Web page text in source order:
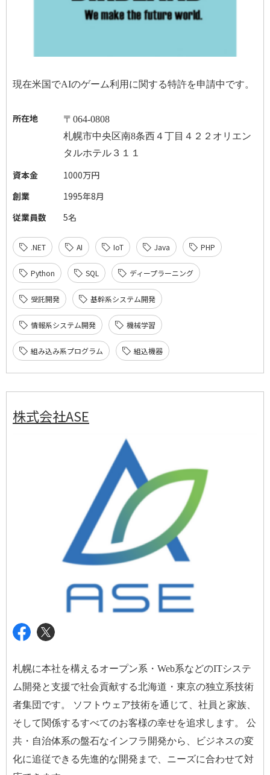
現在米国でAIのゲーム利用に関する特許を申請中です。
所在地 〒 064-0808
札幌市中央区南8条西４丁目４２２オリエン
タルホテル３１１
資本金
1000万円
創業
1995年8月
従業員数
5名
.NET AI IoT Java PHP
Python SQL ディープラーニング
受託開発 基幹系システム開発
情報系システム開発 機械学習
組み込み系プログラム 組込機器
株式会社ASE
札幌に本社を構えるオープン系・ Web系などのITシステ
ム開発と支援で社会貢献する北海道・東京の独立系技術
者集団です。 ソフトウェア技術を通じて、社員と家族、
そして関係するすべてのお客様の幸せを追求します。 公
共・自治体系の盤石なインフラ開発から、ビジネスの変
化に追従できる先進的な開発まで、ニーズに合わせて対